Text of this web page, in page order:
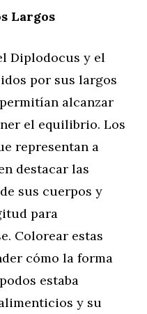
Largos
Diplodocus y el
por sus largos
alcanzar
el equilibrio. Los
representan a
destacar las
sus cuerpos y
para
Colorear estas
cómo la forma
estaba
y su